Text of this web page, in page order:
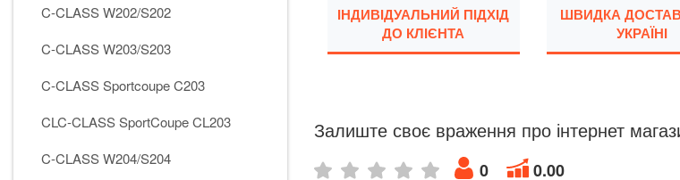
C-CLASS W202/S202
C-CLASS W203/S203
C-CLASS Sportcoupe C203
CLC-CLASS SportCoupe CL203
C-CLASS W204/S204
ІНДИВІДУАЛЬНИЙ ПІДХІД
ДО КЛІЄНТА
ШВИДКА
УКРАЇНІ
Залиште своє враження про інтернет
0 0.00